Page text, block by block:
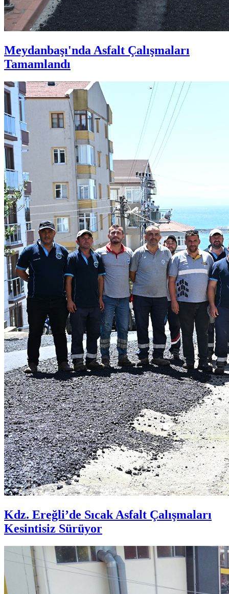
Meydanbaşı'nda Asfalt Çalışmaları
Tamamlandı
Kdz. Ereğli’de Sıcak Asfalt Çalışmaları
Kesintisiz Sürüyor